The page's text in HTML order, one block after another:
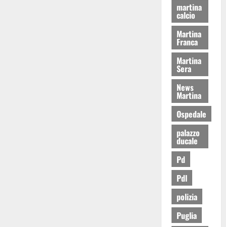
martina
calcio
Martina
Franca
Martina
Sera
News
Martina
Ospedale
palazzo
ducale
Pd
Pdl
polizia
Puglia